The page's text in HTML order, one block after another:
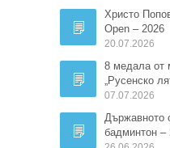
Христо
Open – 2026
20.07.2026
8 медала от
„Русенско
07.07.2026
Държавното
бадминтон –